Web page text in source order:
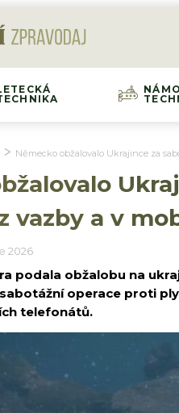
Německo obžalovalo Ukrajince za
vazby a v
2026
podala obžalobu na
operace proti
telefonátů.